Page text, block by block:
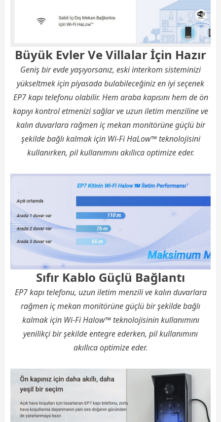
Büyük Evler Ve Villalar İçin Hazır
Geniş bir evde yaşıyorsanız, eski interkom sisteminizi
yükseltmek için piyasada bulabileceğiniz en iyi seçenek
EP7 kapı telefonu olabilir. Hem araba kapısını hem de ön
kapıyı kontrol etmenizi sağlar ve uzun iletim menziline ve
kalın duvarlara rağmen iç mekan monitörüne güçlü bir
şekilde bağlı kalmak için Wi-Fi HaLow™ teknolojisini
kullanırken, pil kullanımını akıllıca optimize eder.
Sıfır Kablo Güçlü Bağlantı
EP7 kapı telefonu, uzun iletim menzili ve kalın duvarlara
rağmen iç mekan monitörüne güçlü bir şekilde bağlı
kalmak için Wi-Fi Halow™ teknolojisinin kullanımını
yenilikçi bir şekilde entegre ederken, pil kullanımını
akıllıca optimize eder.